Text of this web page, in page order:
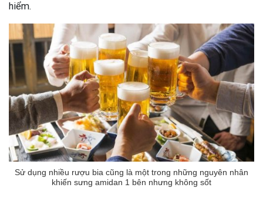
hiểm.
Sử dụng nhiều rượu bia cũng là một trong những nguyên nhân
khiến sưng amidan 1 bên nhưng không sốt